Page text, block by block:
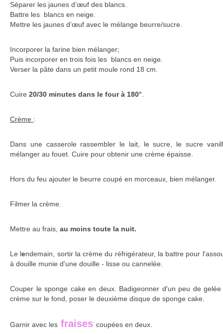
Séparer les jaunes d’œuf des blancs.
Battre les blancs en neige.
Mettre les jaunes d’œuf avec le mélange beurre/sucre.
Incorporer la farine bien mélanger;
Puis incorporer en trois fois les blancs en neige.
Verser la pâte dans un petit moule rond 18 cm.
Cuire 20/30 minutes dans le four à 180°
Crème :
Dans une casserole rassembler le lait, le sucre, le sucre
mélanger au fouet. Cuire pour obtenir une crème épaisse.
Hors du feu ajouter le beurre coupé en morceaux, bien mélanger.
Filmer la crème.
Mettre au frais, au moins toute la nuit.
Le lendemain, sortir la crème du réfrigérateur, la battre pour
à douille munie d'une douille - lisse ou cannelée.
Couper le sponge cake en deux. Badigeonner d'un peu de
crème sur le fond, poser le deuxième disque de sponge cake.
Garnir avec les fraises coupées en deux.